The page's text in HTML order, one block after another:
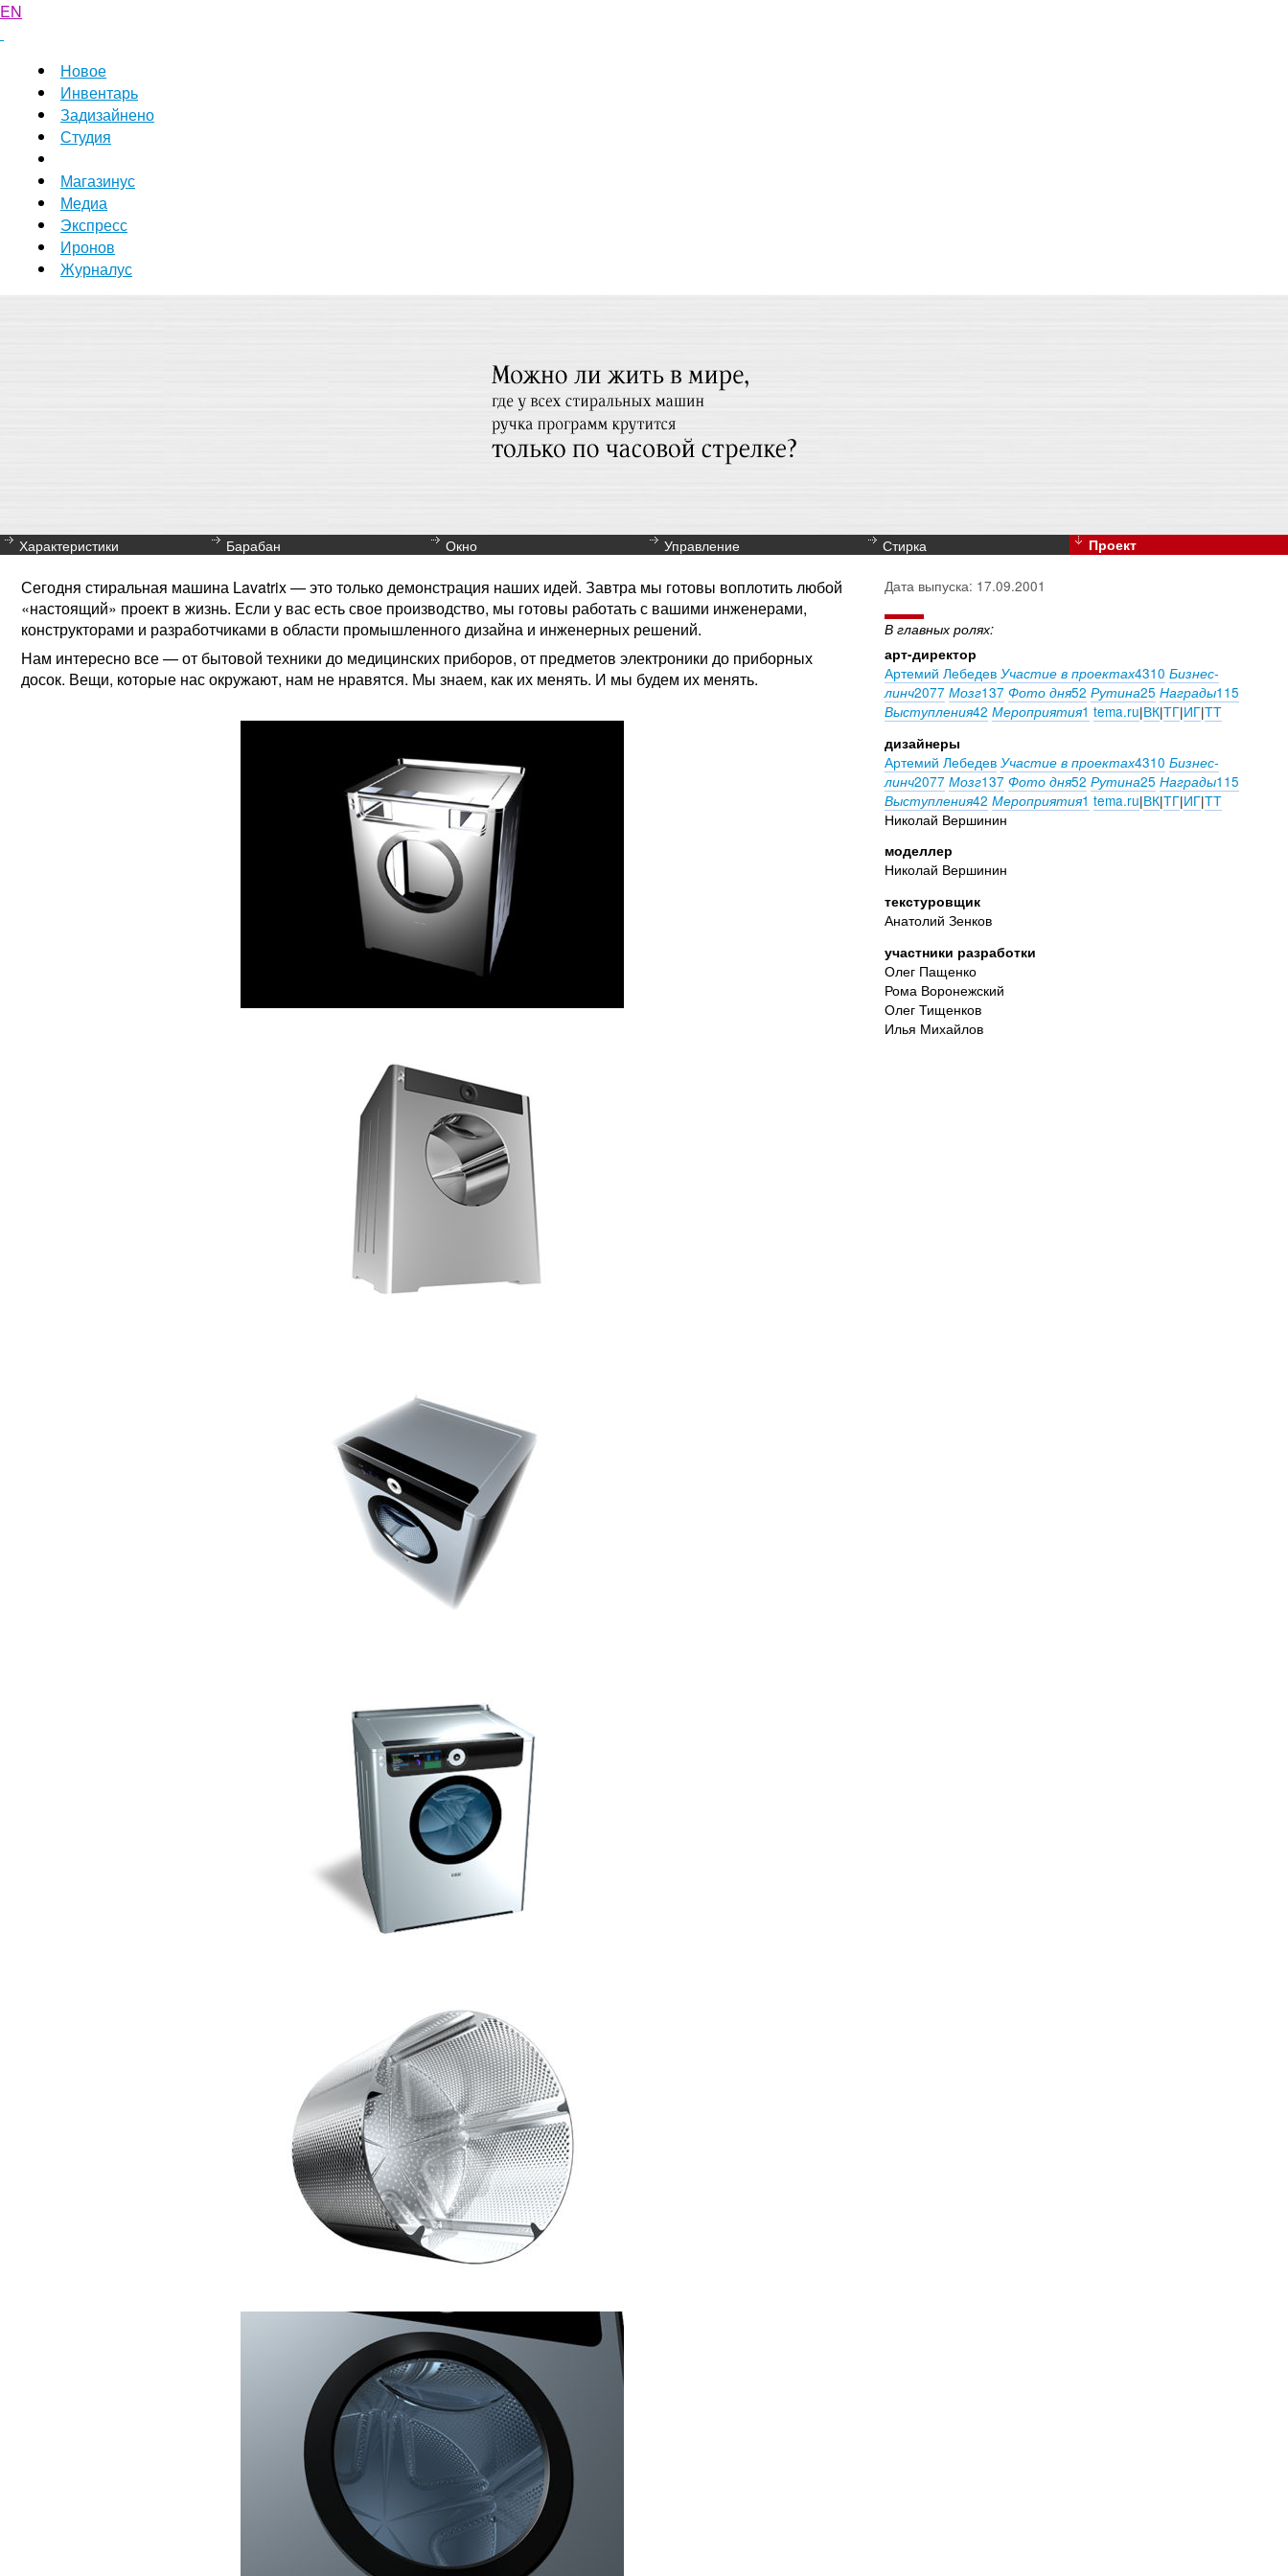
EN
Новое
Инвентарь
Задизайнено
Студия
Магазинус
Медиа
Экспресс
Иронов
Журналус
Характеристики Барабан Окно Управление Стирка Проект
Сегодня стиральная машина Lavatrix — это только демонстрация наших идей. Завтра мы готовы воплотить любой
«настоящий» проект в жизнь. Если у вас есть свое производство, мы готовы работать с вашими инженерами,
конструкторами и разработчиками в области промышленного дизайна и инженерных решений.
Нам интересно все — от бытовой техники до медицинских приборов, от предметов электроники до приборных
досок. Вещи, которые нас окружают, нам не нравятся. Мы знаем, как их менять. И мы будем их менять.
Дата выпуска: 17.09.2001
В главных ролях:
арт-директор
Артемий Лебедев Участие в проектах4310 Бизнес-
линч2077 Мозг137 Фото дня52 Рутина25 Награды115
Выступления42 Мероприятия1 tema.ru|ВК|ТГ|ИГ|ТТ
дизайнеры
Артемий Лебедев Участие в проектах4310 Бизнес-
линч2077 Мозг137 Фото дня52 Рутина25 Награды115
Выступления42 Мероприятия1 tema.ru|ВК|ТГ|ИГ|ТТ
Николай Вершинин
моделлер
Николай Вершинин
текстуровщик
Анатолий Зенков
участники разработки
Олег Пащенко
Рома Воронежский
Олег Тищенков
Илья Михайлов